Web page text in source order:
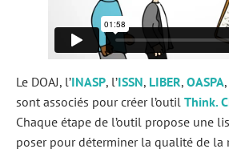
Le DOAJ, l’INASP, l’ISSN, LIBER, OASPA,
sont associés pour créer l’outil Think.
Chaque étape de l’outil propose une
poser pour déterminer la qualité de la